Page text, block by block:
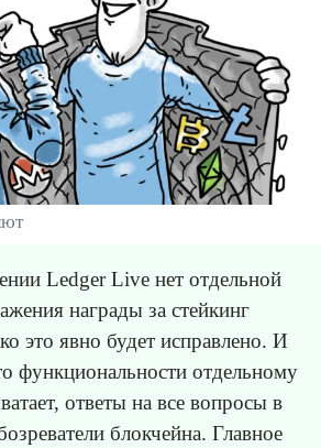
Ledger Live нет отдельной
награды за стейкинг
это явно будет исправлено. И
функциональности отдельному
ответы на все вопросы в
блокчейна. Главное